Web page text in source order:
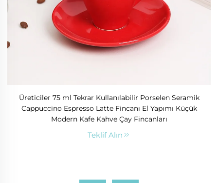
Üreticiler 75 ml Tekrar Kullanılabilir Porselen Seramik
Cappuccino Espresso Latte Fincanı El Yapımı Küçük
Modern Kafe Kahve Çay Fincanları
Teklif Alın